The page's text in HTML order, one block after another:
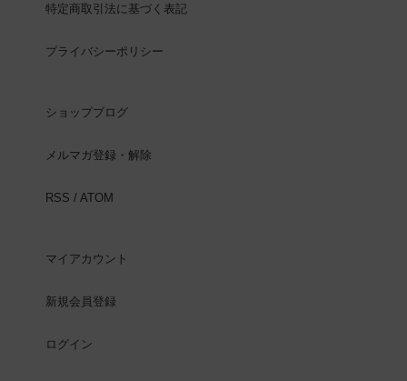
特定商取引法に基づく表記
プライバシーポリシー
ショップブログ
メルマガ登録・解除
RSS / ATOM
マイアカウント
新規会員登録
ログイン